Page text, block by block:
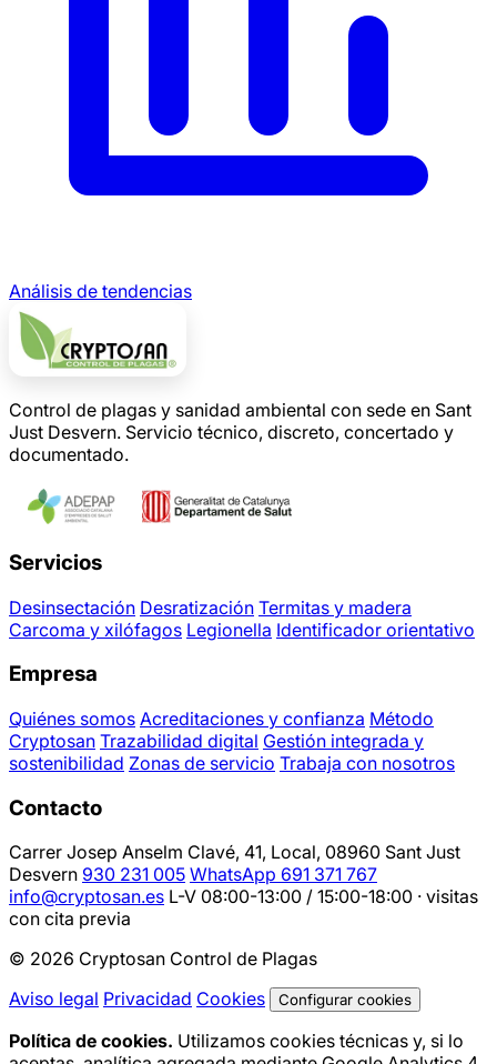
Análisis de tendencias
Control de plagas y sanidad ambiental con sede en Sant
Just Desvern. Servicio técnico, discreto, concertado y
documentado.
Servicios
Desinsectación Desratización Termitas y madera
Carcoma y xilófagos Legionella Identificador orientativo
Empresa
Quiénes somos Acreditaciones y confianza Método
Cryptosan Trazabilidad digital Gestión integrada y
sostenibilidad Zonas de servicio Trabaja con nosotros
Contacto
Carrer Josep Anselm Clavé, 41, Local, 08960 Sant Just
Desvern 930 231 005 WhatsApp 691 371 767
info@cryptosan.es L-V 08:00-13:00 / 15:00-18:00 · visitas
con cita previa
© 2026 Cryptosan Control de Plagas
Aviso legal Privacidad Cookies Configurar cookies
Política de cookies. Utilizamos cookies técnicas y, si lo